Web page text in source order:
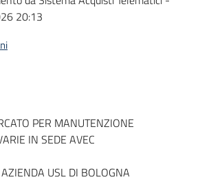
20:13
PER MANUTENZIONE
IN SEDE AVEC
AZIENDA USL DI BOLOGNA